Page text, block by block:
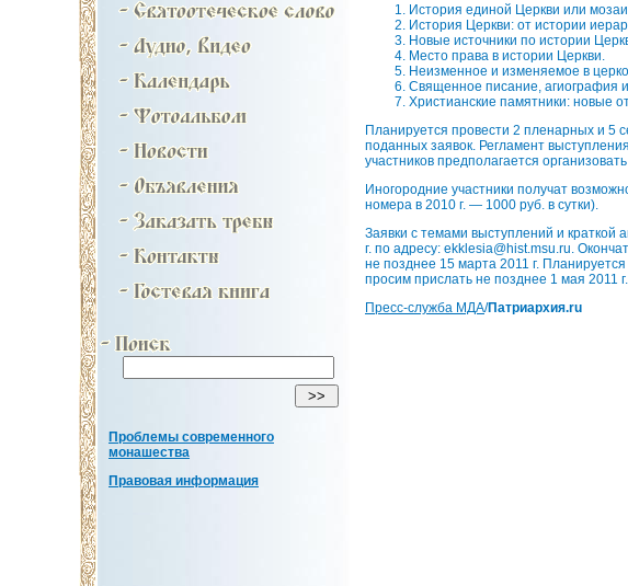
Проблемы современного
монашества
Правовая информация
История единой Церкви или
История Церкви: от истории
Новые источники по истории
Место права в истории Церкви.
Неизменное и изменяемое в
Священное писание, агиография
Христианские памятники: новые
Планируется провести 2 пленарных и 5
поданных заявок. Регламент
участников предполагается организовать
Иногородние участники получат
номера в 2010 г. — 1000 руб. в сутки).
Заявки с темами выступлений и
г. по адресу: ekklesia@hist.msu.ru.
не позднее 15 марта 2011 г.
просим прислать не позднее 1 мая 2011
Пресс-служба МДА/Патриархия.ru